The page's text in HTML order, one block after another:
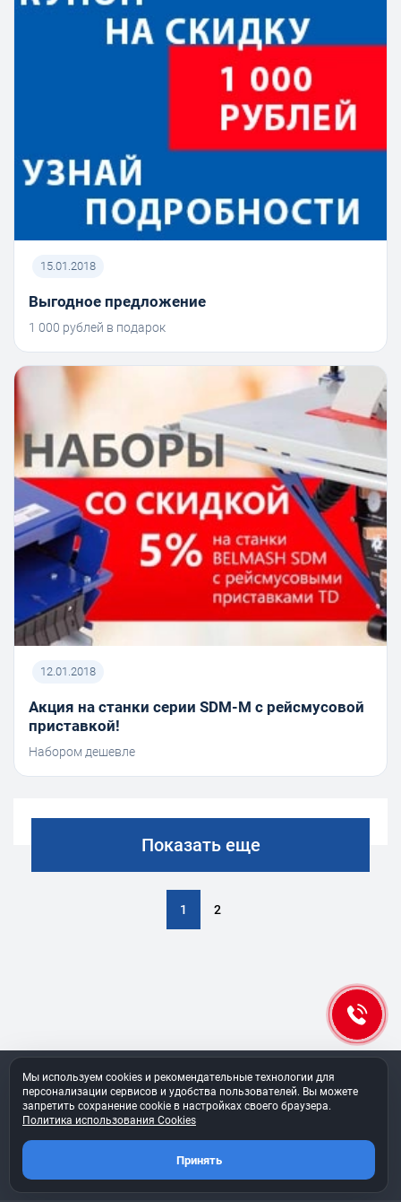
15.01.2018
Выгодное предложение
1 000 рублей в подарок
12.01.2018
Акция на станки серии SDM-M с рейсмусовой
приставкой!
Набором дешевле
Показать еще
1 2
Чат-бот
Мы используем cookies и рекомендательные технологии для
персонализации сервисов и удобства пользователей. Вы можете
запретить сохранение cookie в настройках своего браузера.
Политика использования Cookies
Принять